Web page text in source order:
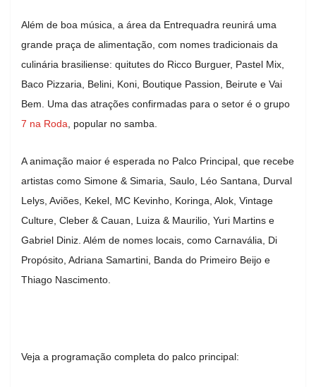
Além de boa música, a área da Entrequadra reunirá uma
grande praça de alimentação, com nomes tradicionais da
culinária brasiliense: quitutes do Ricco Burguer, Pastel Mix,
Baco Pizzaria, Belini, Koni, Boutique Passion, Beirute e Vai
Bem. Uma das atrações confirmadas para o setor é o grupo
7 na Roda , popular no samba.
A animação maior é esperada no Palco Principal, que recebe
artistas como Simone & Simaria, Saulo, Léo Santana, Durval
Lelys, Aviões, Kekel, MC Kevinho, Koringa, Alok, Vintage
Culture, Cleber & Cauan, Luiza & Maurilio, Yuri Martins e
Gabriel Diniz. Além de nomes locais, como Carnavália, Di
Propósito, Adriana Samartini, Banda do Primeiro Beijo e
Thiago Nascimento.
Veja a programação completa do palco principal: